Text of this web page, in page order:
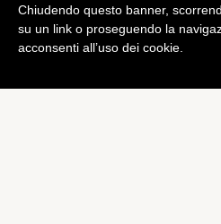
Chiudendo questo banner,
su un link o proseguendo la
acconsenti all’uso dei cookie.